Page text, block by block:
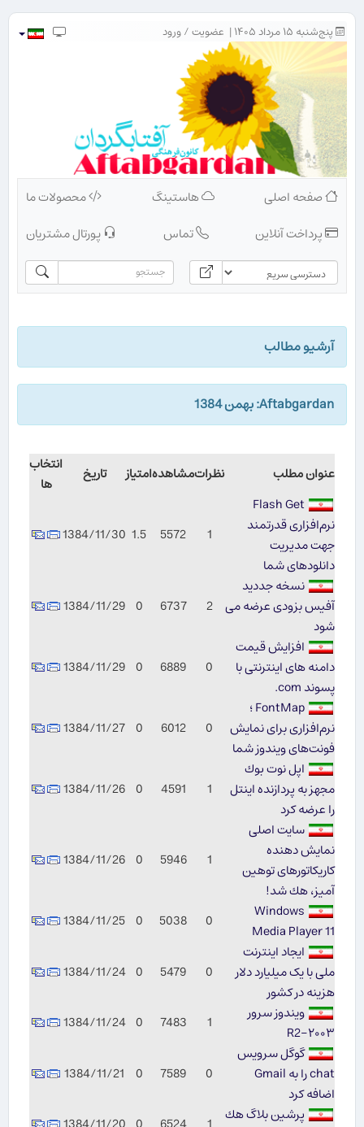
پنج‌شنبه ۱۵ مرداد ۱۴۰۵ | عضویت/ورود
صفحه اصلی هاستینگ
محصولات ما
پرداخت آنلاین
تماس پورتال مشتریان
آرشیو مطالب
Aftabgardan: بهمن 1384
عنوان مطلب نظراتمشاهدهامتیاز تاریخ
انتخاب
ها
Flash Get
نرم‌افزاری قدرتمند
جهت مدیریت
دانلودهای شما
1
5572
1.5
1384/11/30
نسخه جددید
آفیس بزودی عرضه می
شود
2
6737
0
1384/11/29
افزایش قیمت
دامنه های اینترنتی با
پسوند com.
0
6889
0
1384/11/29
FontMap ؛
نرم‌افزاری برای نمایش
فونت‌های ویندوز شما
0
6012
0
1384/11/27
اپل نوت بوك
مجهز به پردازنده‌ اینتل
را عرضه كرد
1
4591
0
1384/11/26
سایت اصلی
نمایش دهنده
کاریکاتورهای توهین
آمیز، هك شد!
1
5946
0
1384/11/26
Windows
Media Player 11
0
5038
0
1384/11/25
ایجاد اینترنت
ملی با یک میلیارد دلار
هزینه در کشور
0
5479
0
1384/11/24
ویندوز سرور
R2-۲۰۰۳
1
7483
0
1384/11/24
گوگل سرویس
chat را به Gmail
اضافه كرد
0
7589
0
1384/11/21
پرشین بلاگ هك